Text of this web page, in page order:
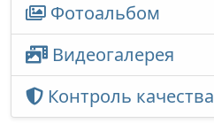
Фотоальбом
Видеогалерея
Контроль качества